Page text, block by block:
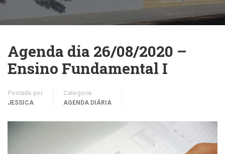
Agenda dia 26/08/2020 –
Ensino Fundamental I
Postado por
JESSICA
Categoria
AGENDA DIÁRIA